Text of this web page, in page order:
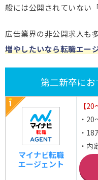
般には公開されていない
広告業界の非公開求人も
増やしたいなら転職エー
第二新卒に
マイナビ転職
エージェント
【
・20
・
・内